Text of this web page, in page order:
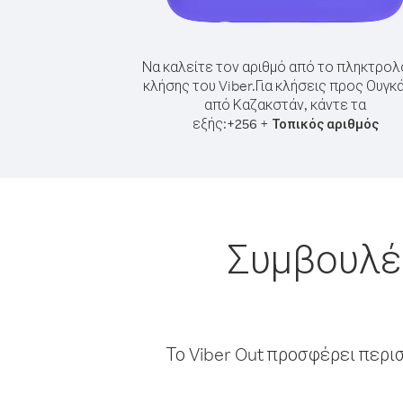
Να καλείτε τον αριθμό από το
κλήσης του Viber.Για κλήσεις προς
από Καζακστάν, κάντε τα
εξής:+256 + Τοπικός αριθμός
Το Viber Out προσφέρει